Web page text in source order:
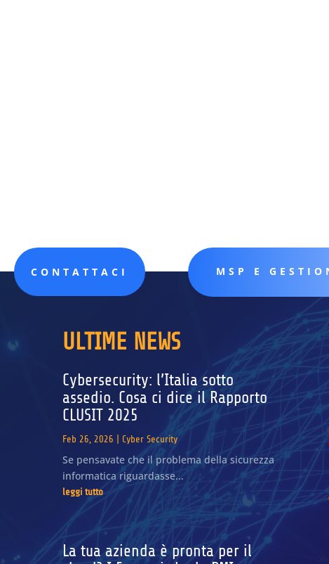
CONTATTACI MSP E
ULTIME NEWS
Cybersecurity: l’Italia sotto
assedio. Cosa ci dice il Rapporto
CLUSIT 2025
Feb 26, 2026 Cyber Security
Se pensavate che il problema della sicurezza
informatica riguardasse...
leggi tutto
La tua azienda è pronta per il